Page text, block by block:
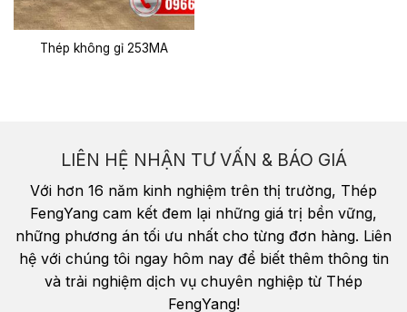
Thép không gỉ 253MA
LIÊN HỆ NHẬN TƯ VẤN & BÁO GIÁ
Với hơn 16 năm kinh nghiệm trên thị trường, Thép
FengYang cam kết đem lại những giá trị bền vững,
những phương án tối ưu nhất cho từng đơn hàng. Liên
hệ với chúng tôi ngay hôm nay để biết thêm thông tin
và trải nghiệm dịch vụ chuyên nghiệp từ Thép
FengYang!